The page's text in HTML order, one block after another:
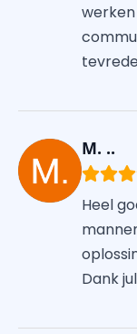
M. ..
Heel
Dank